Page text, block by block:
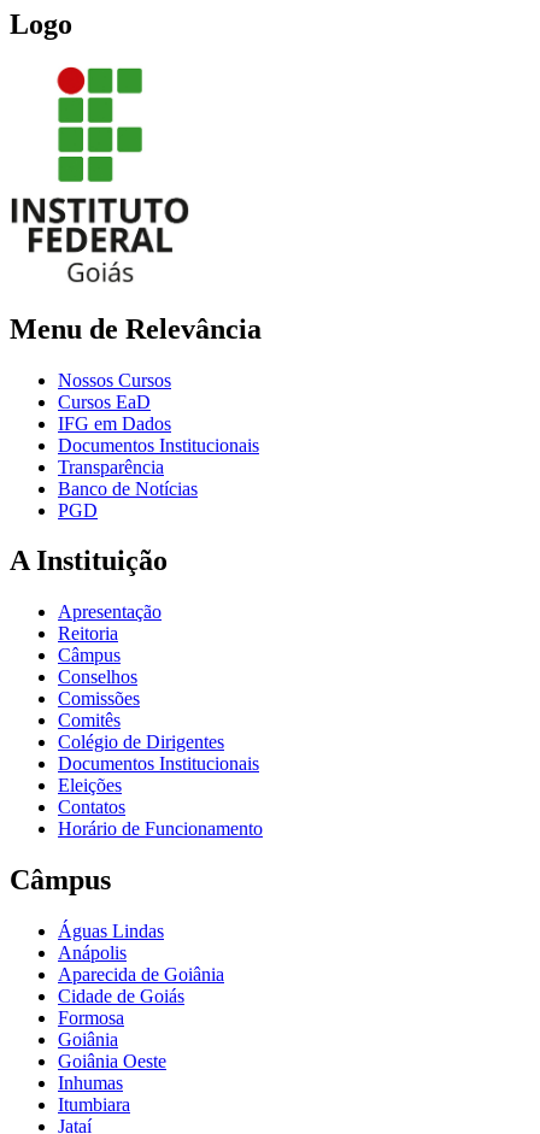
Logo
Menu de Relevância
Nossos Cursos
Cursos EaD
IFG em Dados
Documentos Institucionais
Transparência
Banco de Notícias
PGD
A Instituição
Apresentação
Reitoria
Câmpus
Conselhos
Comissões
Comitês
Colégio de Dirigentes
Documentos Institucionais
Eleições
Contatos
Horário de Funcionamento
Câmpus
Águas Lindas
Anápolis
Aparecida de Goiânia
Cidade de Goiás
Formosa
Goiânia
Goiânia Oeste
Inhumas
Itumbiara
Jataí